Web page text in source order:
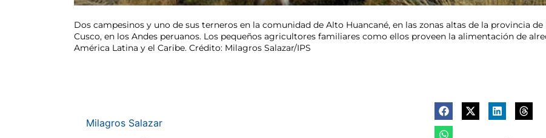
Dos campesinos y uno de sus terneros en la comunidad de Alto Huancané, en las zonas altas de la provincia
Cusco, en los Andes peruanos. Los pequeños agricultores familiares como ellos proveen la alimentación de
América Latina y el Caribe. Crédito: Milagros Salazar/IPS
Milagros Salazar